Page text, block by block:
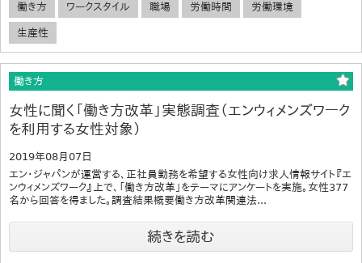
働き方 ワークスタイル 職場 労働時間 労働環境
生産性
働き方
女性に聞く「働き方改革」実態調査（エンウィメンズワーク
を利用する女性対象）
2019年08月07日
エン・ジャパンが運営する、正社員勤務を希望する女性向け求人情報サイト『エ
ンウィメンズワーク』上で、「働き方改革」をテーマにアンケートを実施。女性377
名から回答を得ました。調査結果概要働き方改革関連法...
続きを読む